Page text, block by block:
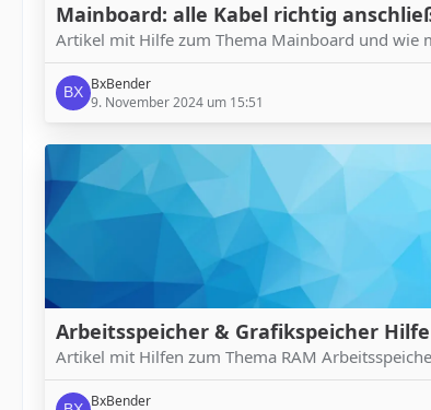
Mainboard: alle Kabel richtig
Artikel mit Hilfe zum Thema Mainboard und wie
BxBender
9. November 2024 um 15:51
Arbeitsspeicher & Grafikspeicher Hilfe
Artikel mit Hilfen zum Thema RAM
BxBender